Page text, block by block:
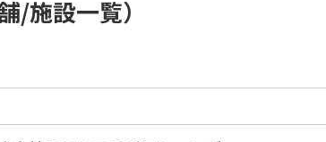
/施設一覧）